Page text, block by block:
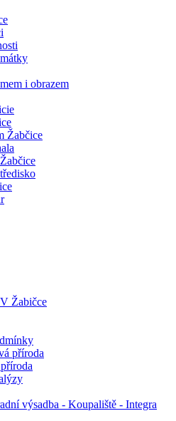
i obrazem
Žabčice
Žabičce
příroda
výsadba - Koupaliště - Integra